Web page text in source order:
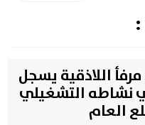
اللاذقية يسجل
نشاطه التشغيلي
العام